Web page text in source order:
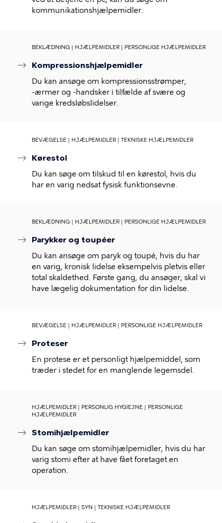
kommunikationshjælpemidler.
BEKLÆDNING | HJÆLPEMIDLER | PERSONLIGE HJÆLPEMIDLER
Kompressionshjælpemidler
Du kan ansøge om kompressionsstrømper,
-ærmer og -handsker i tilfælde af svære og
varige kredsløbslidelser.
BEVÆGELSE | HJÆLPEMIDLER | TEKNISKE HJÆLPEMIDLER
Kørestol
Du kan søge om tilskud til en kørestol, hvis du
har en varig nedsat fysisk funktionsevne.
BEKLÆDNING | HJÆLPEMIDLER | PERSONLIGE HJÆLPEMIDLER
Parykker og toupéer
Du kan ansøge om paryk og toupé, hvis du har
en varig, kronisk lidelse eksempelvis pletvis eller
total skaldethed. Første gang, du ansøger, skal vi
have lægelig dokumentation for din lidelse.
BEVÆGELSE | HJÆLPEMIDLER | PERSONLIGE HJÆLPEMIDLER
Proteser
En protese er et personligt hjælpemiddel, som
træder i stedet for en manglende legemsdel.
HJÆLPEMIDLER | PERSONLIG HYGIEJNE | PERSONLIGE
HJÆLPEMIDLER
Stomihjælpemidler
Du kan søge om stomihjælpemidler, hvis du har
varig stomi efter at have fået foretaget en
operation.
HJÆLPEMIDLER | SYN | TEKNISKE HJÆLPEMIDLER